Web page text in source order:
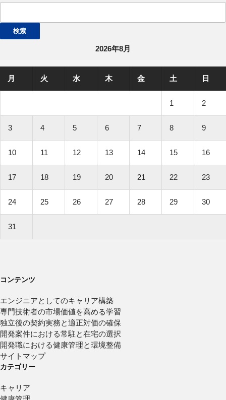
2026年8月
月 火 水 木 金 土 日
1 2
3 4 5 6 7 8 9
10 11 12 13 14 15 16
17 18 19 20 21 22 23
24 25 26 27 28 29 30
31
コンテンツ
エンジニアとしてのキャリア構築
専門技術者の市場価値を高める学習
独立後の契約実務と適正対価の確保
開発案件における常駐と在宅の選択
開発職における健康管理と環境整備
サイトマップ
カテゴリー
キャリア